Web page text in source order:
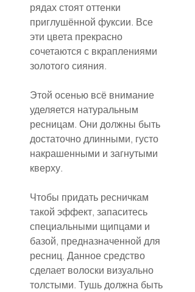
рядах стоят оттенки
приглушённой фуксии. Все
эти цвета прекрасно
сочетаются с вкраплениями
золотого сияния.
Этой осенью всё внимание
уделяется натуральным
ресницам. Они должны быть
достаточно длинными, густо
накрашенными и загнутыми
кверху.
Чтобы придать ресничкам
такой эффект, запаситесь
специальными щипцами и
базой, предназначенной для
ресниц. Данное средство
сделает волоски визуально
толстыми. Тушь должна быть